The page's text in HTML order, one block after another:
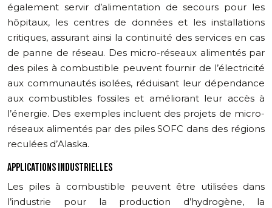
également servir d’alimentation de secours pour les
hôpitaux, les centres de données et les installations
critiques, assurant ainsi la continuité des services en cas
de panne de réseau. Des micro-réseaux alimentés par
des piles à combustible peuvent fournir de l’électricité
aux communautés isolées, réduisant leur dépendance
aux combustibles fossiles et améliorant leur accès à
l’énergie. Des exemples incluent des projets de micro-
réseaux alimentés par des piles SOFC dans des régions
reculées d’Alaska.
APPLICATIONS INDUSTRIELLES
Les piles à combustible peuvent être utilisées dans
l’industrie pour la production d’hydrogène, la